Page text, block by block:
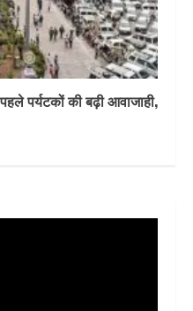
पर्यटकों की बढ़ी आवाजाही,